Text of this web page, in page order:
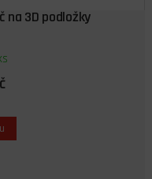
na 3D podložky